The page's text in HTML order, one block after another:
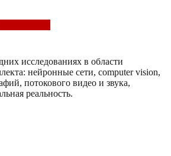
исследованиях в области
нейронные сети, computer vision,
потокового видео и звука,
реальность.